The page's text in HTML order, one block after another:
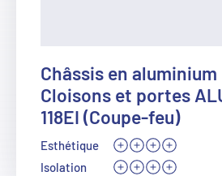
Châssis en aluminium
Cloisons et portes
118EI (Coupe-feu)
Esthétique
Isolation